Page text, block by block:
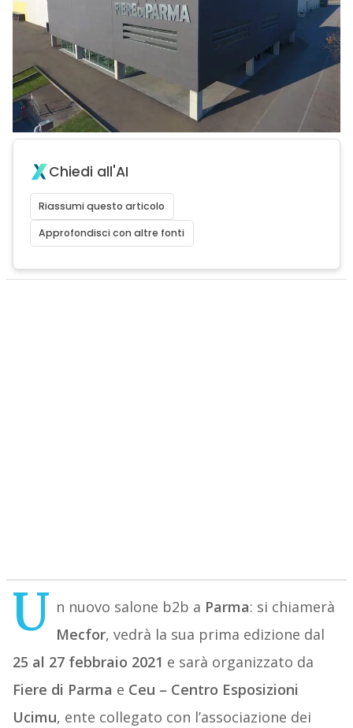
Chiedi all'AI
Riassumi questo articolo
Approfondisci con altre fonti
U n nuovo salone b2b a Parma: si chiamerà
Mecfor, vedrà la sua prima edizione dal
25 al 27 febbraio 2021 e sarà organizzato da
Fiere di Parma e Ceu – Centro Esposizioni
Ucimu, ente collegato con l’associazione dei